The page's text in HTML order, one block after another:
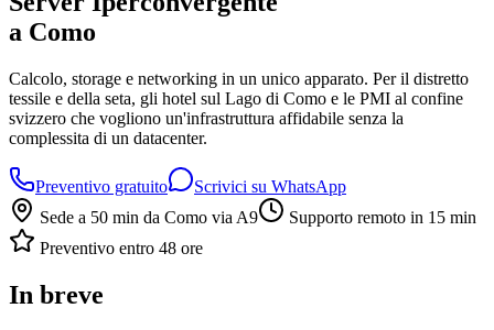
a Como
Calcolo, storage e networking in un unico apparato. Per il distretto
tessile e della seta, gli hotel sul Lago di Como e le PMI al confine
svizzero che vogliono un'infrastruttura affidabile senza la
complessita di un datacenter.
Preventivo gratuito
Scrivici su WhatsApp
Sede a 50 min da Como via A9
Supporto remoto in 15 min
Preventivo entro 48 ore
In breve